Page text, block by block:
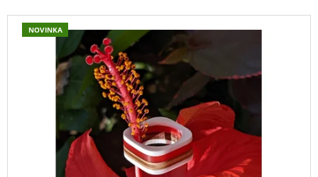
V NOVINKA